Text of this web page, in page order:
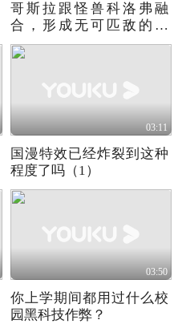
哥斯拉跟怪兽科洛弗融
合，形成无可匹敌的怪
物！
03:11
国漫特效已经炸裂到这种
程度了吗（1）
03:50
你上学期间都用过什么校
园黑科技作弊？